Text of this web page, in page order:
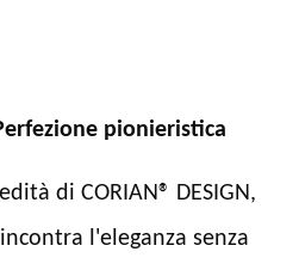
pionieristica
di CORIAN® DESIGN,
l'eleganza senza